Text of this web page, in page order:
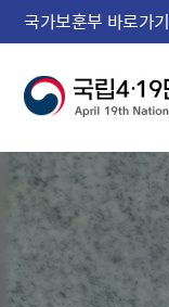
국가보훈부 바로가기